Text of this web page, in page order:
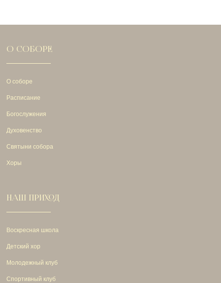
О СОБОРЕ
О соборе
Расписание
Богослужения
Духовенство
Святыни собора
Хоры
НАШ ПРИХОД
Воскресная школа
Детский хор
Молодежный клуб
Спортивный клуб